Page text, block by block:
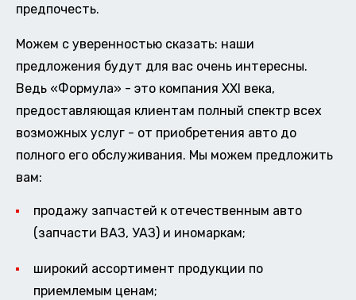
предпочесть.
Можем с уверенностью сказать: наши
предложения будут для вас очень интересны.
Ведь «Формула» - это компания XXI века,
предоставляющая клиентам полный спектр всех
возможных услуг - от приобретения авто до
полного его обслуживания. Мы можем предложить
вам:
продажу запчастей к отечественным авто
(запчасти ВАЗ, УАЗ) и иномаркам;
широкий ассортимент продукции по
приемлемым ценам;